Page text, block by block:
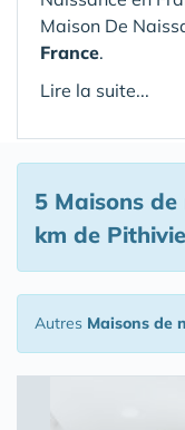
Maison De
France.
Lire la suite...
5 Maisons de
km de
Autres Maisons de